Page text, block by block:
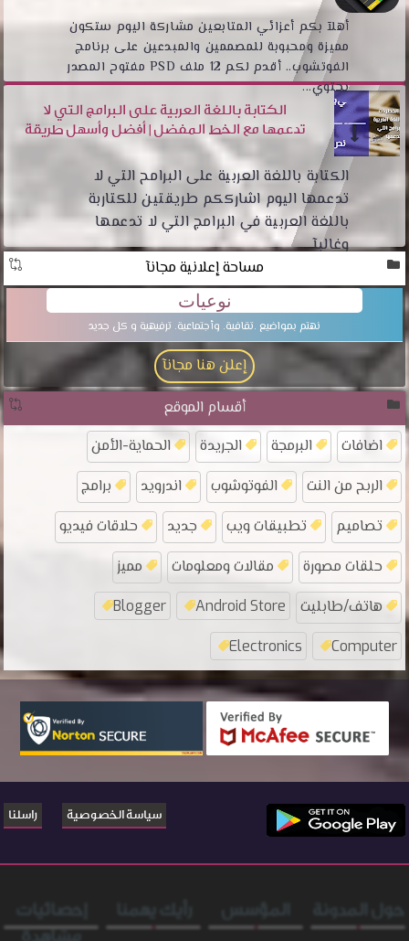
أهلآ بكم أعزائي المتابعين مشاركة اليوم ستكون
مميزة ومحبوبة للمصممين والمبدعين على برنامج
الفوتشوب.. أقدم لكم 12 ملف PSD مفتوح المصدر
يحتوي...
الكتابة باللغة العربية على البرامج التي لا
تدعمها مع الخط المفضل | أفضل وأسهل طريقة
الكتابة باللغة العربية على البرامح التي لا
تدعمها اليوم اشارككم طريقتين للكتاربة
باللغة العربية في البرامج التي لا تدعمها
وغالبآ ...
مساحة إعلانية مجانآ
نوعيات
نهتم بمواضيع .تقافية. وأجتماعية. ترفيهية و كل جديد
إعلن هنا مجانآ
أقسام الموقع
اضافات البرمجة الجريدة الحماية-الأمن
الربح من النت الفوتوشوب اندرويد برامج
تصاميم تطبيقات ويب جديد حلاقات فيديو
حلقات مصورة مقالات ومعلومات مميز
هاتف/طابليت Android Store
Blogger
Computer
Electronics
سياسة الخصوصية راسلنا
حول المدونة المؤسس رأيك يهمنا
إحصائيات